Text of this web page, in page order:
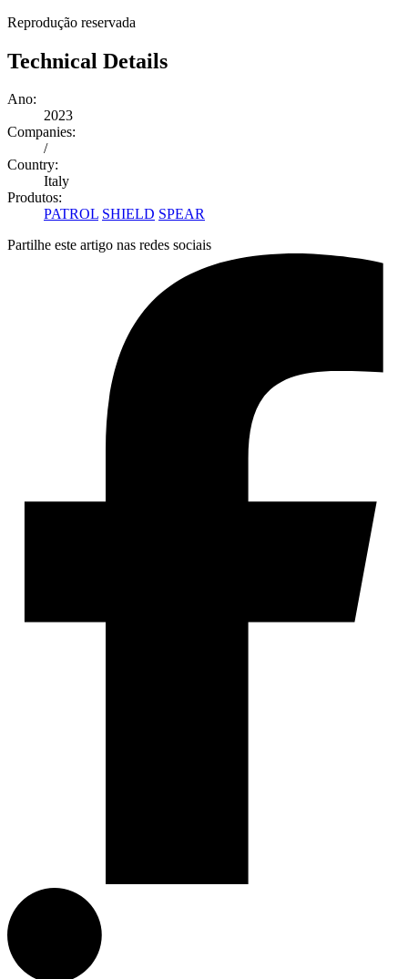
Reprodução reservada
Technical Details
Ano:
2023
Companies:
/
Country:
Italy
Produtos:
PATROL SHIELD SPEAR
Partilhe este artigo nas redes sociais